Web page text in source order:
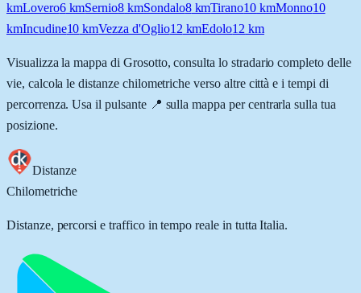
kmLovero6kmSernio8 kmSondalo8kmTirano10 kmMonno10
kmIncudine10 kmVezza d'Oglio12 kmEdolo12 km
Visualizza la mappa di Grosotto, consulta lo stradario completo delle
vie, calcola le distanze chilometriche verso altre città e i tempi di
percorrenza. Usa il pulsante 📍 sulla mappa per centrarla sulla tua
posizione.
Distanze
Chilometriche
Distanze, percorsi e traffico in tempo reale in tutta Italia.